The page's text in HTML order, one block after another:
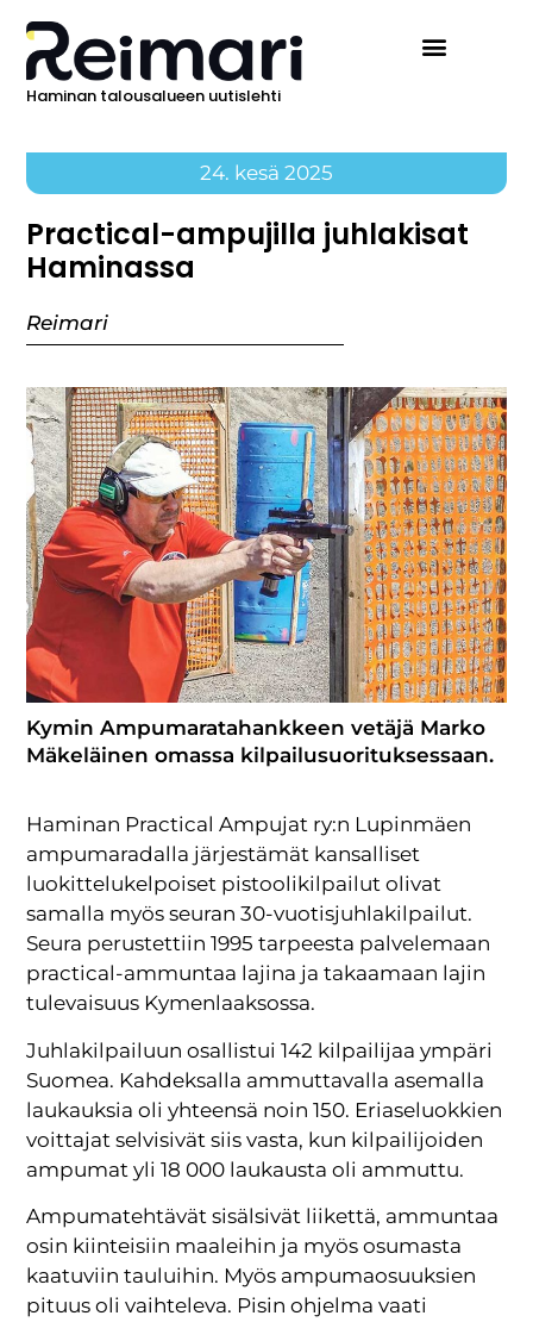
Haminan talousalueen uutislehti
24. kesä 2025
Practical-ampujilla juhlakisat
Haminassa
Reimari
Kymin Ampumaratahankkeen vetäjä Marko
Mäkeläinen omassa kilpailusuorituksessaan.
Haminan Practical Ampujat ry:n Lupinmäen
ampumaradalla järjestämät kansalliset
luokittelukelpoiset pistoolikilpailut olivat
samalla myös seuran 30-vuotisjuhlakilpailut.
Seura perustettiin 1995 tarpeesta palvelemaan
practical-ammuntaa lajina ja takaamaan lajin
tulevaisuus Kymenlaaksossa.
Juhlakilpailuun osallistui 142 kilpailijaa ympäri
Suomea. Kahdeksalla ammuttavalla asemalla
laukauksia oli yhteensä noin 150. Eriaseluokkien
voittajat selvisivät siis vasta, kun kilpailijoiden
ampumat yli 18 000 laukausta oli ammuttu.
Ampumatehtävät sisälsivät liikettä, ammuntaa
osin kiinteisiin maaleihin ja myös osumasta
kaatuviin tauluihin. Myös ampumaosuuksien
pituus oli vaihteleva. Pisin ohjelma vaati